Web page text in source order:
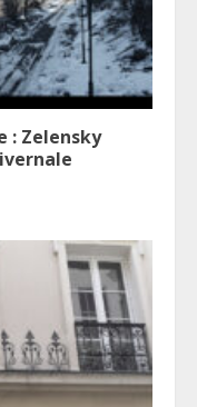
: Zelensky